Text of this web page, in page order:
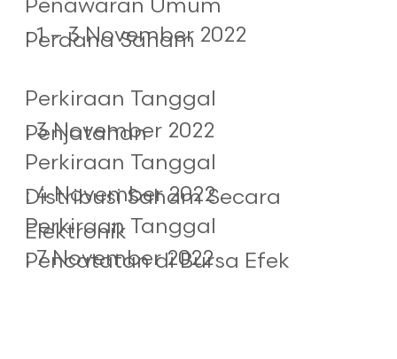
Penawaran Umum
Perdana Saham
: 1 – 3 November 2022
Perkiraan Tanggal
Penjatahan
: 3 November 2022
Perkiraan Tanggal
Distribusi Saham Secara
Elektronik
: 4 November 2022
Perkiraan Tanggal
Pencatatan di Bursa Efek
: 7 November 2022